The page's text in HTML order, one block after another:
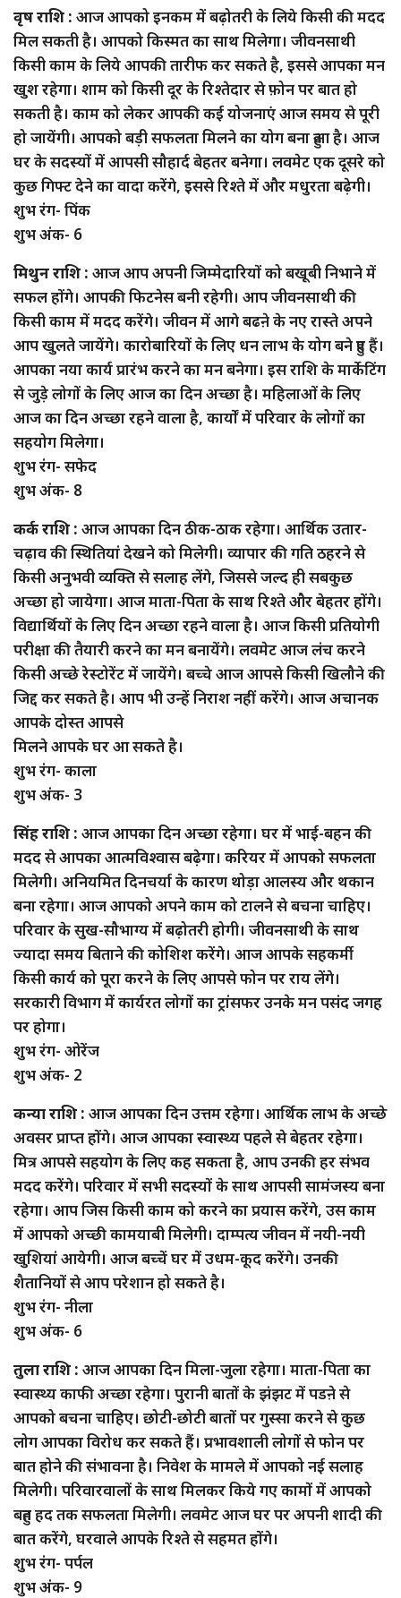
वृष राशि : आज आपको इनकम में बढ़ोतरी के लिये किसी की मदद
मिल सकती है। आपको किस्मत का साथ मिलेगा। जीवनसाथी
किसी काम के लिये आपकी तारीफ कर सकते है, इससे आपका मन
खुश रहेगा। शाम को किसी दूर के रिश्तेदार से फ़ोन पर बात हो
सकती है। काम को लेकर आपकी कई योजनाएं आज समय से पूरी
हो जायेंगी। आपको बड़ी सफलता मिलने का योग बना हुआ है। आज
घर के सदस्यों में आपसी सौहार्द बेहतर बनेगा। लवमेट एक दूसरे को
कुछ गिफ्ट देने का वादा करेंगे, इससे रिश्ते में और मधुरता बढ़ेगी।
शुभ रंग- पिंक
शुभ अंक- 6
मिथुन राशि : आज आप अपनी जिम्मेदारियों को बखूबी निभाने में
सफल होंगे। आपकी फिटनेस बनी रहेगी। आप जीवनसाथी की
किसी काम में मदद करेंगे। जीवन में आगे बढऩे के नए रास्ते अपने
आप खुलते जायेंगे। कारोबारियों के लिए धन लाभ के योग बने हुए हैं।
आपका नया कार्य प्रारंभ करने का मन बनेगा। इस राशि के मार्केटिंग
से जुड़े लोगों के लिए आज का दिन अच्छा है। महिलाओं के लिए
आज का दिन अच्छा रहने वाला है, कार्यों में परिवार के लोगों का
सहयोग मिलेगा।
शुभ रंग- सफेद
शुभ अंक- 8
कर्क राशि : आज आपका दिन ठीक-ठाक रहेगा। आर्थिक उतार-
चढ़ाव की स्थितियां देखने को मिलेगी। व्यापार की गति ठहरने से
किसी अनुभवी व्यक्ति से सलाह लेंगे, जिससे जल्द ही सबकुछ
अच्छा हो जायेगा। आज माता-पिता के साथ रिश्ते और बेहतर होंगे।
विद्यार्थियों के लिए दिन अच्छा रहने वाला है। आज किसी प्रतियोगी
परीक्षा की तैयारी करने का मन बनायेंगे। लवमेट आज लंच करने
किसी अच्छे रेस्टोरेंट में जायेंगे। बच्चे आज आपसे किसी खिलौने की
जिद्द कर सकते है। आप भी उन्हें निराश नहीं करेंगे। आज अचानक
आपके दोस्त आपसे
मिलने आपके घर आ सकते है।
शुभ रंग- काला
शुभ अंक- 3
सिंह राशि : आज आपका दिन अच्छा रहेगा। घर में भाई-बहन की
मदद से आपका आत्मविश्वास बढ़ेगा। करियर में आपको सफलता
मिलेगी। अनियमित दिनचर्या के कारण थोड़ा आलस्य और थकान
बना रहेगा। आज आपको अपने काम को टालने से बचना चाहिए।
परिवार के सुख-सौभाग्य में बढ़ोतरी होगी। जीवनसाथी के साथ
ज्यादा समय बिताने की कोशिश करेंगे। आज आपके सहकर्मी
किसी कार्य को पूरा करने के लिए आपसे फोन पर राय लेंगे।
सरकारी विभाग में कार्यरत लोगों का ट्रांसफर उनके मन पसंद जगह
पर होगा।
शुभ रंग- ओरेंज
शुभ अंक- 2
कन्या राशि : आज आपका दिन उत्तम रहेगा। आर्थिक लाभ के अच्छे
अवसर प्राप्त होंगे। आज आपका स्वास्थ्य पहले से बेहतर रहेगा।
मित्र आपसे सहयोग के लिए कह सकता है, आप उनकी हर संभव
मदद करेंगे। परिवार में सभी सदस्यों के साथ आपसी सामंजस्य बना
रहेगा। आप जिस किसी काम को करने का प्रयास करेंगे, उस काम
में आपको अच्छी कामयाबी मिलेगी। दाम्पत्य जीवन में नयी-नयी
खुशियां आयेगी। आज बच्चें घर में उधम-कूद करेंगे। उनकी
शैतानियों से आप परेशान हो सकते है।
शुभ रंग- नीला
शुभ अंक- 6
तुला राशि : आज आपका दिन मिला-जुला रहेगा। माता-पिता का
स्वास्थ्य काफी अच्छा रहेगा। पुरानी बातों के झंझट में पडऩे से
आपको बचना चाहिए। छोटी-छोटी बातों पर गुस्सा करने से कुछ
लोग आपका विरोध कर सकते हैं। प्रभावशाली लोगों से फोन पर
बात होने की संभावना है। निवेश के मामले में आपको नई सलाह
मिलेगी। परिवारवालों के साथ मिलकर किये गए कामों में आपको
बहुत हद तक सफलता मिलेगी। लवमेट आज घर पर अपनी शादी की
बात करेंगे, घरवाले आपके रिश्ते से सहमत होंगे।
शुभ रंग- पर्पल
शुभ अंक- 9